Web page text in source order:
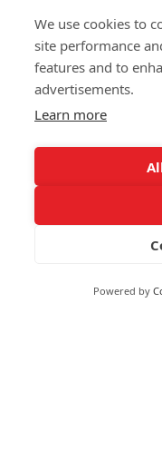
Welcome To The
We use cookies to
site performance
features and to
advertisements.
Learn more
Powered by